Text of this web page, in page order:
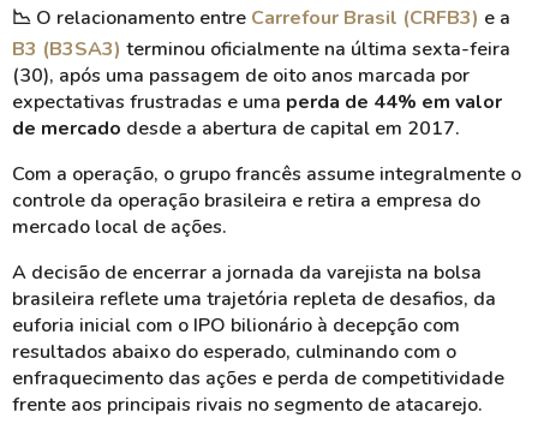
📉 O relacionamento entre Carrefour Brasil (CRFB3) e a
B3 (B3SA3) terminou oficialmente na última sexta-feira
(30), após uma passagem de oito anos marcada por
expectativas frustradas e uma perda de 44% em valor
de mercado desde a abertura de capital em 2017.
Com a operação, o grupo francês assume integralmente o
controle da operação brasileira e retira a empresa do
mercado local de ações.
A decisão de encerrar a jornada da varejista na bolsa
brasileira reflete uma trajetória repleta de desafios, da
euforia inicial com o IPO bilionário à decepção com
resultados abaixo do esperado, culminando com o
enfraquecimento das ações e perda de competitividade
frente aos principais rivais no segmento de atacarejo.